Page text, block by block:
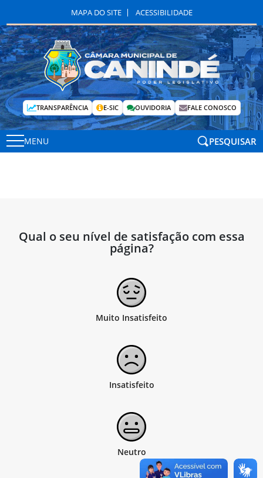
MAPA DO SITE ACESSIBILIDADE
TRANSPARÊNCIA E-SIC OUVIDORIA FALE CONOSCO
MENU PESQUISAR
Qual o seu nível de satisfação com essa
página?